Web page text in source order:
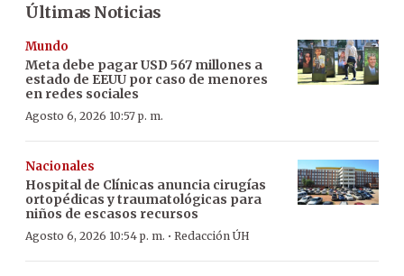
Últimas Noticias
Mundo
Meta debe pagar USD 567 millones a
estado de EEUU por caso de menores
en redes sociales
Agosto 6, 2026 10:57 p. m.
Nacionales
Hospital de Clínicas anuncia cirugías
ortopédicas y traumatológicas para
niños de escasos recursos
Agosto 6, 2026 10:54 p. m. · Redacción ÚH